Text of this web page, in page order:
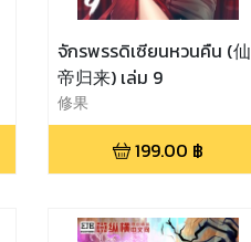
จักรพรรดิเซียนหวนคืน (仙
帝归来) เล่ม 9
修果
199.00 ฿